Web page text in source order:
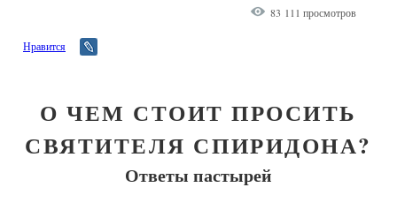
83 111 просмотров
Нравится
О ЧЕМ СТОИТ ПРОСИТЬ
СВЯТИТЕЛЯ СПИРИДОНА?
Ответы пастырей